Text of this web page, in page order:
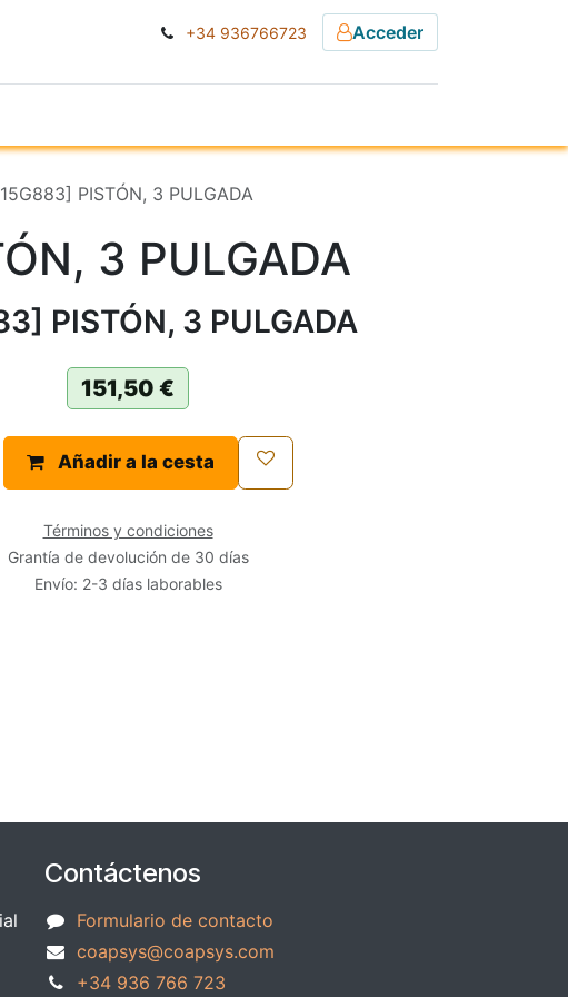
+34 936766723 Acceder
PISTÓN, 3 PULGADA
3 PULGADA
PISTÓN, 3 PULGADA
151,50 €
Añadir a la cesta
Términos y condiciones
Grantía de devolución de 30 días
Envío: 2-3 días laborables
Contáctenos
Formulario de contacto
coapsys@coapsys.com
+34 936 766 723